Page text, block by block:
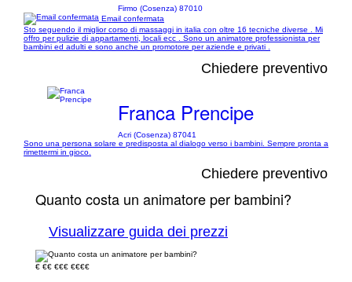
Firmo (Cosenza) 87010
Email confermata
Sto seguendo il miglior corso di massaggi in italia con oltre 16 tecniche diverse . Mi
offro per pulizie di appartamenti, locali ecc . Sono un animatore professionista per
bambini ed adulti e sono anche un promotore per aziende e privati .
Chiedere preventivo
Franca Prencipe
Acri (Cosenza) 87041
Sono una persona solare e predisposta al dialogo verso i bambini. Sempre pronta a
rimettermi in gioco.
Chiedere preventivo
Quanto costa un animatore per bambini?
Visualizzare guida dei prezzi
€ €€ €€€ €€€€